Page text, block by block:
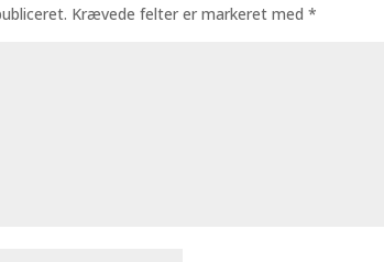
Krævede felter er markeret med*